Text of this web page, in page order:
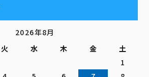
2026年8月
火 水 木 金 土
1